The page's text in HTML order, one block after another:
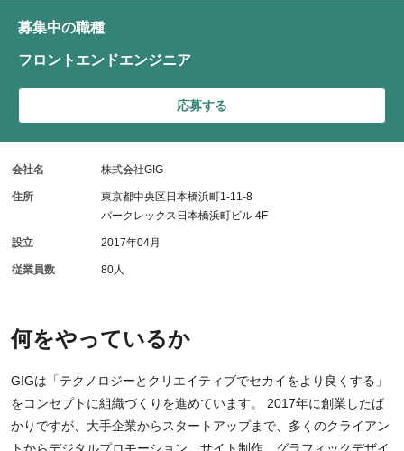
何をやっているか
GIGは「テクノロジーとクリエイティブでセカイをより良くする」
をコンセプトに組織づくりを進めています。 2017年に創業したば
かりですが、大手企業からスタートアップまで、多くのクライアン
募集中の職種
フロントエンドエンジニア
応募する
会社名 株式会社GIG
住所
東京都中央区日本橋浜町1-11-8
パークレックス日本橋浜町ビル 4F
設立 2017年04月
従業員数 80人